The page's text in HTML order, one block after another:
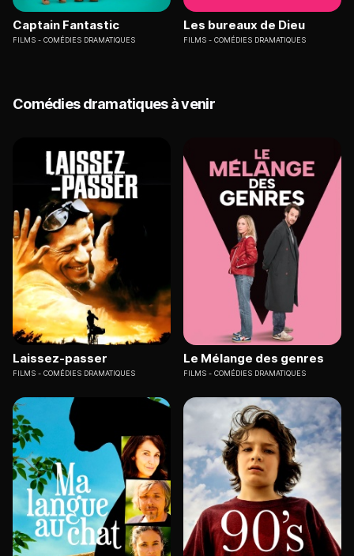
Captain Fantastic
FILMS COMÉDIES DRAMATIQUES
Les bureaux de Dieu
FILMS COMÉDIES DRAMATIQUES
Comédies dramatiques à venir
Laissez-passer
FILMS COMÉDIES DRAMATIQUES
Le Mélange des genres
FILMS COMÉDIES DRAMATIQUES